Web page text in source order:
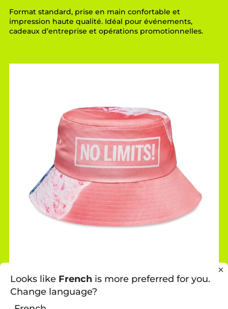
Format standard, prise en main confortable et
impression haute qualité. Idéal pour événements,
cadeaux d’entreprise et opérations promotionnelles.
BOB SUR MESURE
Bob en polyester blanc 200gsm avec votre design
Looks like French is more preferred for you.
Change language?